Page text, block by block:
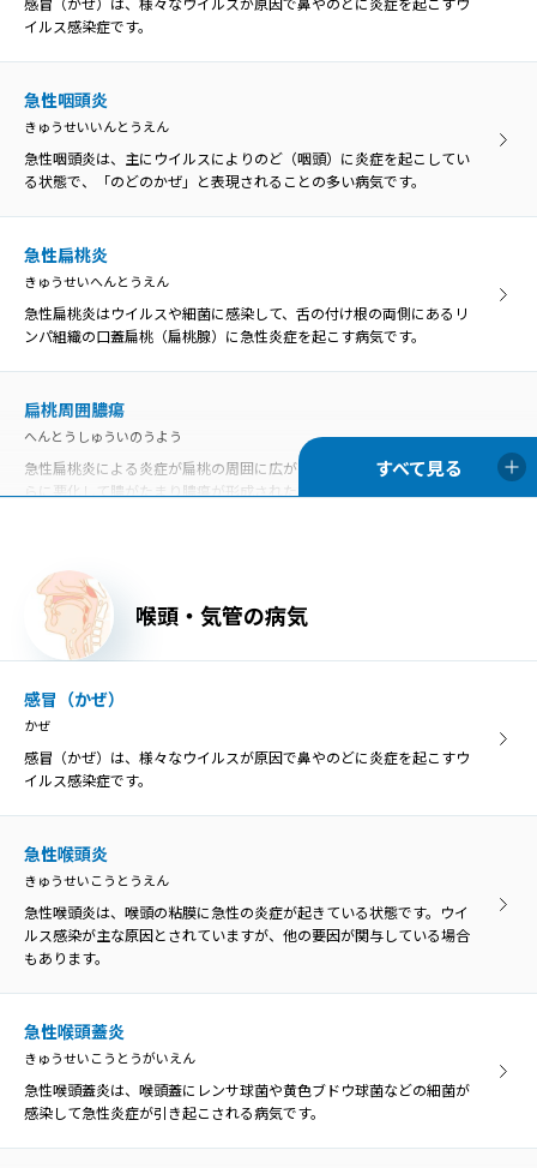
イルス感染症です。
急性咽頭炎
きゅうせいいんとうえん
急性咽頭炎は、主にウイルスによりのど（咽頭）に炎症を起こしてい
る状態で、「のどのかぜ」と表現されることの多い病気です。
急性扁桃炎
きゅうせいへんとうえん
急性扁桃炎はウイルスや細菌に感染して、舌の付け根の両側にあるリ
ンパ組織の口蓋扁桃（扁桃腺）に急性炎症を起こす病気です。
扁桃周囲膿瘍
へんとうしゅういのうよう
急性扁桃炎による炎症が扁桃の周囲に広がったものを扁桃周囲炎、さ
らに悪化して膿がたまり膿瘍が形成された状態を扁桃周囲膿瘍といい
口内炎
こうないえん
口内炎は、口の中の粘膜に炎症を起こす病気の総称です。口の中の痛
みや不快感が主な症状です。
いぶつ・がいしょう
い、異物によってのどが傷つくと、膿がたまって感染を引き起こす原
因になることがあります。
口腔乾燥症
こうくうかんそうしょう
ドライマウスとも呼ばれています。
いしょくどうぎゃくりゅうしょう
の炎症を引き起こす病気のことです。
喉頭・気管の病気
感冒（かぜ）
かぜ
感冒（かぜ）は、様々なウイルスが原因で鼻やのどに炎症を起こすウ
イルス感染症です。
急性喉頭炎
きゅうせいこうとうえん
急性喉頭炎は、喉頭の粘膜に急性の炎症が起きている状態です。ウイ
ルス感染が主な原因とされていますが、他の要因が関与している場合
もあります。
急性喉頭蓋炎
きゅうせいこうとうがいえん
急性喉頭蓋炎は、喉頭蓋にレンサ球菌や黄色ブドウ球菌などの細菌が
感染して急性炎症が引き起こされる病気です。